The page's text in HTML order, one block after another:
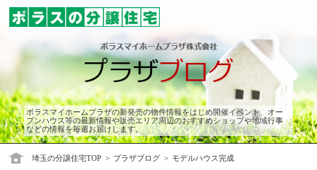
ポラスマイホームプラザの新発売の物件情報をはじめ開催イベント、オー
プンハウス等の最新情報や販売エリア周辺のおすすめショップや地域行事
などの情報を毎週お届けします。
埼玉の分譲住宅TOP プラザブログ モデルハウス完成